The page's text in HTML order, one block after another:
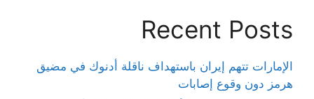
Recent Posts
الإمارات تتهم إيران باستهداف ناقلة أدنوك في مضيق
هرمز دون وقوع إصابات